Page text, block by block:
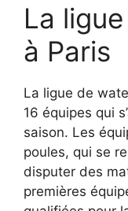
La
à Paris
La ligue de
16 équipes qui
saison. Les
poules, qui se
disputer des
premières